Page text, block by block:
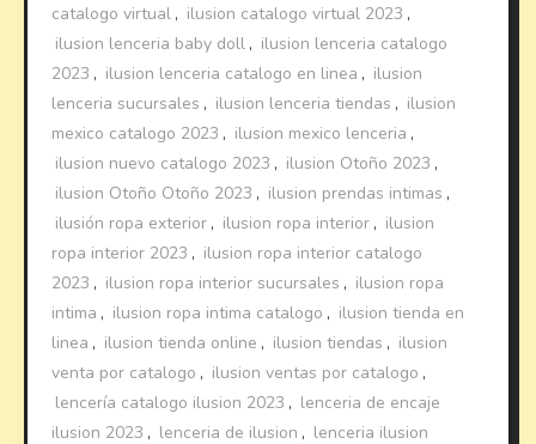
catalogo virtual , ilusion catalogo virtual 2023 ,
ilusion lenceria baby doll , ilusion lenceria catalogo
2023 , ilusion lenceria catalogo en linea , ilusion
lenceria sucursales , ilusion lenceria tiendas , ilusion
mexico catalogo 2023 , ilusion mexico lenceria ,
ilusion nuevo catalogo 2023 , ilusion Otoño 2023 ,
ilusion Otoño Otoño 2023 , ilusion prendas intimas ,
ilusión ropa exterior , ilusion ropa interior , ilusion
ropa interior 2023 , ilusion ropa interior catalogo
2023 , ilusion ropa interior sucursales , ilusion ropa
intima , ilusion ropa intima catalogo , ilusion tienda en
linea , ilusion tienda online , ilusion tiendas , ilusion
venta por catalogo , ilusion ventas por catalogo ,
lencería catalogo ilusion 2023 , lenceria de encaje
ilusion 2023 , lenceria de ilusion , lenceria ilusion